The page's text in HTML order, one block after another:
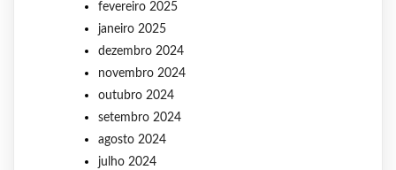
fevereiro 2025
janeiro 2025
dezembro 2024
novembro 2024
outubro 2024
setembro 2024
agosto 2024
julho 2024